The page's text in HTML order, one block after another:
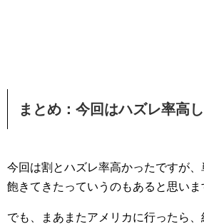
まとめ：今回はハズレ率高し
今回は割とハズレ率高かったですが
飽きてきたっていうのもあると思いま
でも、まあまたアメリカに行ったら